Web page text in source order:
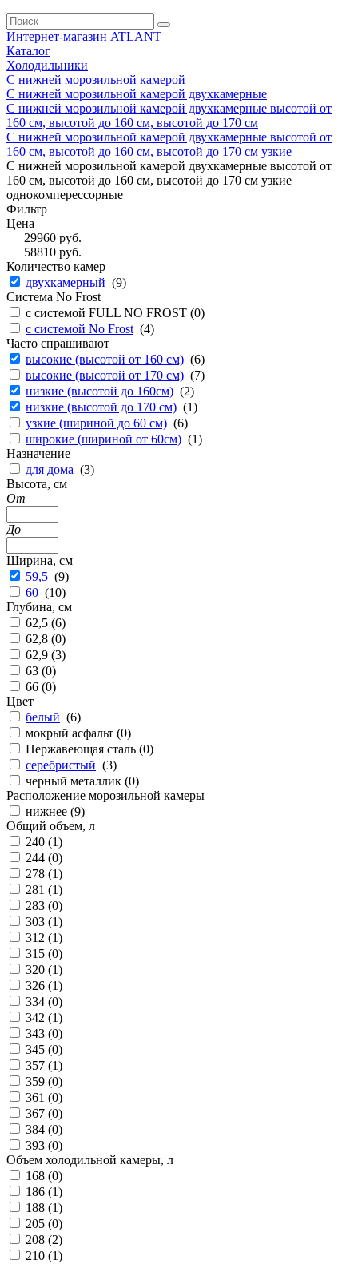
Интернет-магазин ATLANT
Каталог
Холодильники
С нижней морозильной камерой
С нижней морозильной камерой двухкамерные
С нижней морозильной камерой двухкамерные высотой от
160 см, высотой до 160 см, высотой до 170 см
С нижней морозильной камерой двухкамерные высотой от
160 см, высотой до 160 см, высотой до 170 см узкие
С нижней морозильной камерой двухкамерные высотой от
160 см, высотой до 160 см, высотой до 170 см узкие
однокомперессорные
Фильтр
Цена
29960руб.
58810руб.
Количество камер
двухкамерный (9)
Система No Frost
с системой FULL NO FROST (0)
с системой No Frost (4)
Часто спрашивают
высокие (высотой от 160 см) (6)
высокие (высотой от 170 см) (7)
низкие (высотой до 160см) (2)
низкие (высотой до 170 см) (1)
узкие (шириной до 60 см) (6)
широкие (шириной от 60см) (1)
Назначение
для дома (3)
Высота, см
От
До
Ширина, см
59,5 (9)
60 (10)
Глубина, см
62,5 (6)
62,8 (0)
62,9 (3)
63 (0)
66 (0)
Цвет
белый (6)
мокрый асфальт (0)
Нержавеющая сталь (0)
серебристый (3)
черный металлик (0)
Расположение морозильной камеры
нижнее (9)
Общий объем, л
240 (1)
244 (0)
278 (1)
281 (1)
283 (0)
303 (1)
312 (1)
315 (0)
320 (1)
326 (1)
334 (0)
342 (1)
343 (0)
345 (0)
357 (1)
359 (0)
361 (0)
367 (0)
384 (0)
393 (0)
Объем холодильной камеры, л
168 (0)
186 (1)
188 (1)
205 (0)
208 (2)
210 (1)